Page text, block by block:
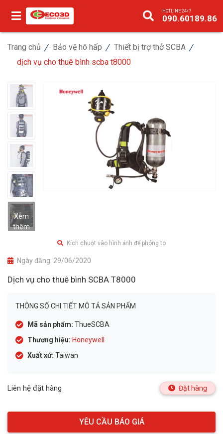
HOTLINE 24/7
090.60189.86
Trang chủ Bảo vệ hô hấp
Thiết bị trợ thở SCBA
dịch vụ cho thuê bình scba t8000
Xem
thêm
Kích chuột vào hình ảnh để phóng to
Ngày đăng: 29/06/2020
Dịch vụ cho thuê bình SCBA T8000
THÔNG SỐ CHI TIẾT MÔ TẢ SẢN PHẨM
Mã sản phẩm: ThueSCBA
Thương hiệu: Honeywell
Xuất xứ: Taiwan
Liên hệ đặt hàng Đặt hàng